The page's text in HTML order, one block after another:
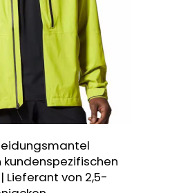
kundenspezifischen
Lieferant von 2,5-